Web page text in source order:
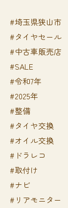
#埼玉県狭山市
#タイヤセール
#中古車販売店
#SALE
#令和7年
#2025年
#整備
#タイヤ交換
#オイル交換
#ドラレコ
#取付け
#ナビ
#リアモニター